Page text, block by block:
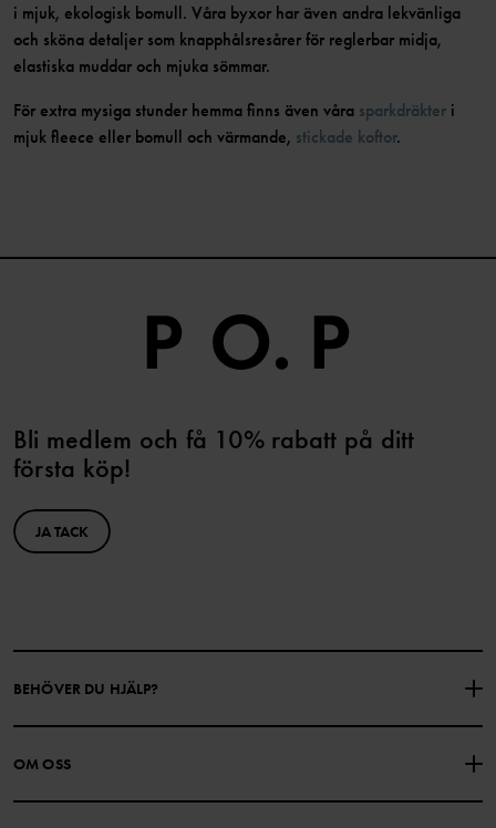
i mjuk, ekologisk bomull. Våra byxor har även andra lekvänliga
och sköna detaljer som knapphålsresårer för reglerbar midja,
elastiska muddar och mjuka sömmar.
För extra mysiga stunder hemma finns även våra sparkdräkter i
mjuk fleece eller bomull och värmande, stickade koftor.
Bli medlem och få 10% rabatt på ditt
första köp!
JA TACK
BEHÖVER DU HJÄLP?
KONTAKTA OSS
PRESENTKORTSALDO KÖPVILLKOR
OM OSS